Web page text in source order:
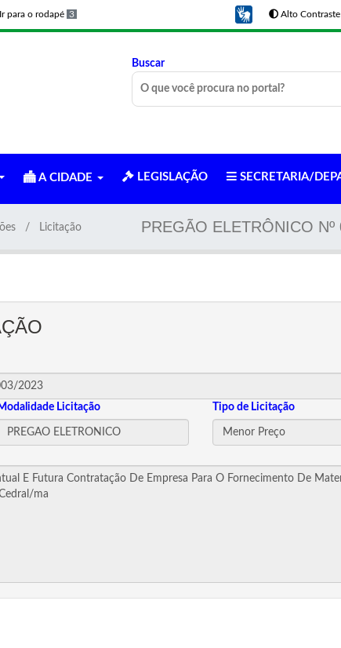
Ir para o rodapé 3 Alto Contraste
Buscar
A CIDADE LEGISLAÇÃO SECRETARIA/
PREGÃO ELETRÔNICO Nº
Licitação
Licitação Tipo de Licitação